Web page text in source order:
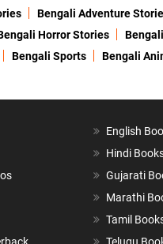
Bengali Adventure
Horror Stories
Bengali Sports Bengali
English
Hindi
Gujarati
Marathi
Tamil